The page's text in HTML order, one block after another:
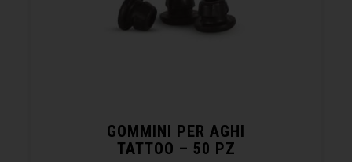
GOMMINI PER AGHI
TATTOO – 50 PZ